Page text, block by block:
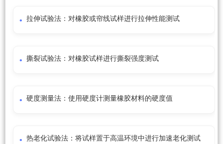
拉伸试验法：对橡胶或帘线试样进行拉伸性能测试
撕裂试验法：对橡胶试样进行撕裂强度测试
硬度测量法：使用硬度计测量橡胶材料的硬度值
热老化试验法：将试样置于高温环境中进行加速老化测试